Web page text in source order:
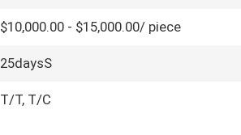
$10,000.00 - $15,000.00/ piece
25daysS
T/T, T/C